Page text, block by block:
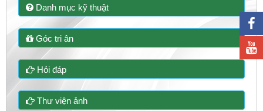
Danh mục kỹ thuật
Góc tri ân
Hỏi đáp
Thư viện ảnh